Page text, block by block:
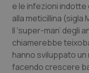
Provincia
Provincia
Puglia
Infezioni &
Ipertensione
Malattie rare
e le infezioni
alla meticillina (sigla
Il ‘super-man’ degli
chiamerebbe
hanno sviluppato
facendo crescere